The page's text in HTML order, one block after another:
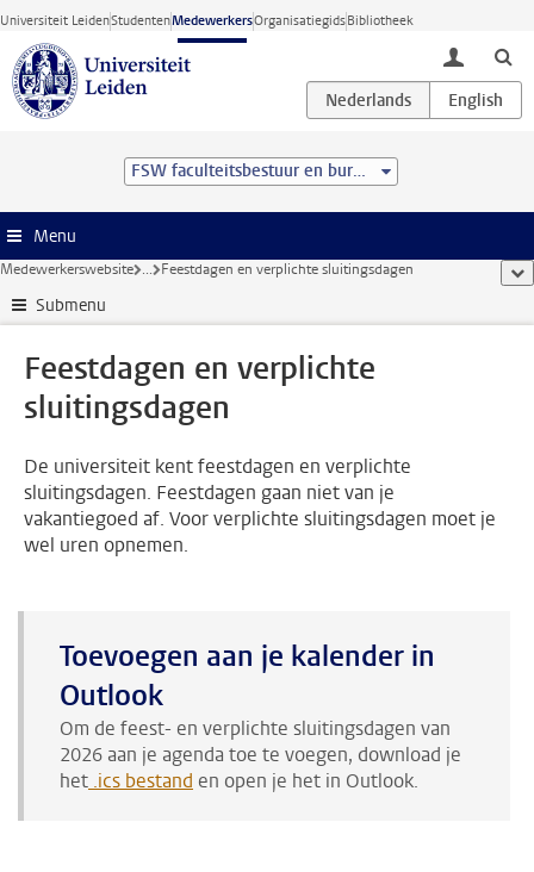
Ga direct naar de inhoud
Universiteit LeidenStudentenMedewerkersOrganisatiegidsBibliotheek
toggle
FSW faculteitsbestuur en bureau
Menu
Medewerkerswebsite ... Feestdagen en verplichte sluitingsdagen
Submenu
Feestdagen en verplichte
sluitingsdagen
De universiteit kent feestdagen en verplichte
sluitingsdagen. Feestdagen gaan niet van je
vakantiegoed af. Voor verplichte sluitingsdagen moet je
wel uren opnemen.
Toevoegen aan je kalender in
Outlook
Om de feest- en verplichte sluitingsdagen van
2026 aan je agenda toe te voegen, download je
het .ics bestand en open je het in Outlook.